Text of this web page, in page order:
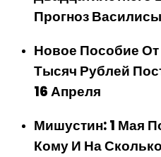
Прогноз
Новое Пособие
Тысяч Рублей
16 Апреля
Мишустин: 1 Мая
Кому И На Сколько